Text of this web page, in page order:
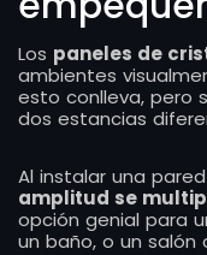
Los paneles de
ambientes
esto conlleva, pero
dos estancias
Al instalar una
amplitud se
opción genial para
un baño, o un salón